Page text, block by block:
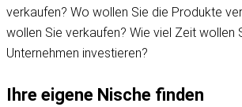
verkaufen? Wo wollen Sie die Produkte
wollen Sie verkaufen? Wie viel Zeit wollen
Unternehmen investieren?
Ihre eigene Nische finden